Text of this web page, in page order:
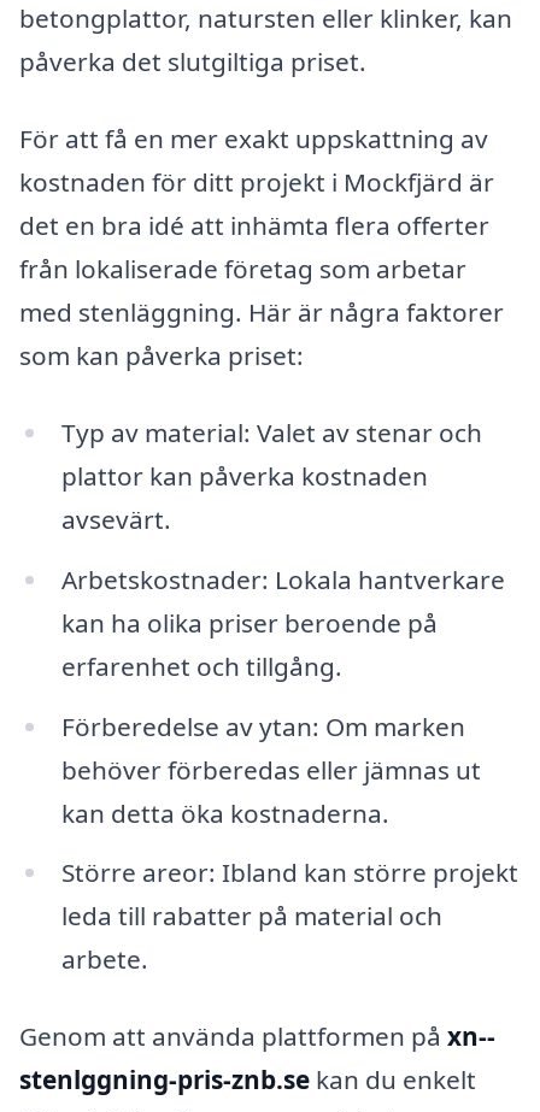
betongplattor, natursten eller klinker, kan
påverka det slutgiltiga priset.
För att få en mer exakt uppskattning av
kostnaden för ditt projekt i Mockfjärd är
det en bra idé att inhämta flera offerter
från lokaliserade företag som arbetar
med stenläggning. Här är några faktorer
som kan påverka priset:
Typ av material: Valet av stenar och
plattor kan påverka kostnaden
avsevärt.
Arbetskostnader: Lokala hantverkare
kan ha olika priser beroende på
erfarenhet och tillgång.
Förberedelse av ytan: Om marken
behöver förberedas eller jämnas ut
kan detta öka kostnaderna.
Större areor: Ibland kan större projekt
leda till rabatter på material och
arbete.
Genom att använda plattformen på xn--
stenlggning-pris-znb.se kan du enkelt